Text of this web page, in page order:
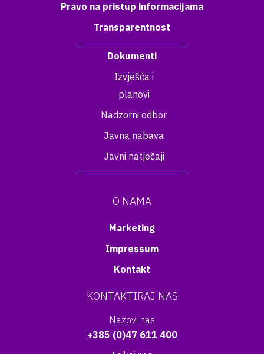
Pravo na pristup informacijama
Transparentnost
Dokumenti
Izvješća i
planovi
Nadzorni odbor
Javna nabava
Javni natječaji
O NAMA
Marketing
Impressum
Kontakt
KONTAKTIRAJ NAS
Nazovi nas
+385 (0)47 611 400